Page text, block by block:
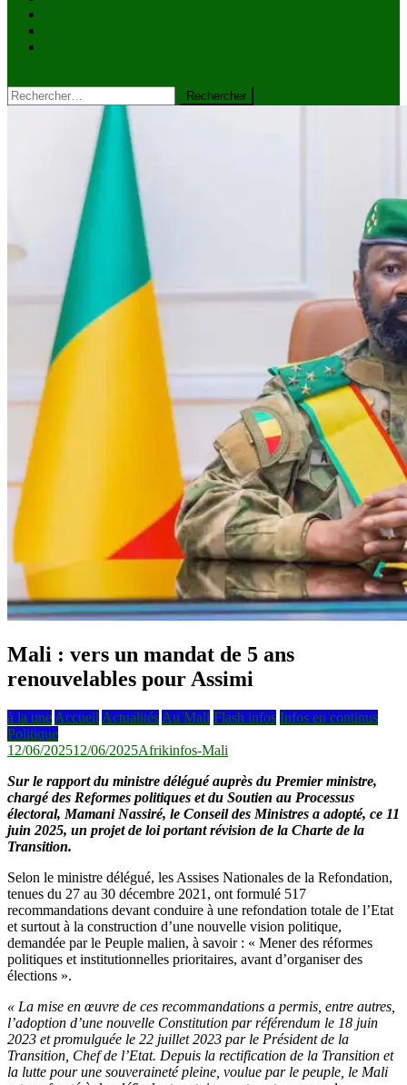
Rechercher :
Mali : vers un mandat de 5 ans
renouvelables pour Assimi
à la une Accueil Actualités Au Mali Flash infos Infos en continus
Politique
12/06/202512/06/2025Afrikinfos-Mali
Sur le rapport du ministre délégué auprès du Premier ministre,
chargé des Reformes politiques et du Soutien au Processus
électoral, Mamani Nassiré, le Conseil des Ministres a adopté, ce 11
juin 2025, un projet de loi portant révision de la Charte de la
Transition.
Selon le ministre délégué, les Assises Nationales de la Refondation,
tenues du 27 au 30 décembre 2021, ont formulé 517
recommandations devant conduire à une refondation totale de l’Etat
et surtout à la construction d’une nouvelle vision politique,
demandée par le Peuple malien, à savoir : « Mener des réformes
politiques et institutionnelles prioritaires, avant d’organiser des
élections ».
« La mise en œuvre de ces recommandations a permis, entre autres,
l’adoption d’une nouvelle Constitution par référendum le 18 juin
2023 et promulguée le 22 juillet 2023 par le Président de la
Transition, Chef de l’Etat. Depuis la rectification de la Transition et
la lutte pour une souveraineté pleine, voulue par le peuple, le Mali